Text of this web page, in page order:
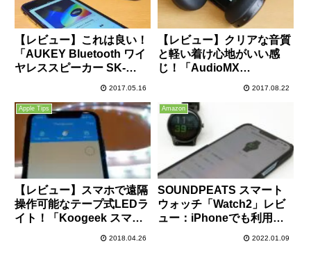
【レビュー】これは良い！
「AUKEY Bluetooth ワイ
ヤレススピーカー SK-
おすすめ！
2017.05.16
【レビュー】クリアな音質
と軽い着け心地がいい感
じ！「AudioMX
なワイヤレスヘッドホン！
2017.08.22
Apple Tips
【レビュー】スマホで遠隔
操作可能なテープ式LEDラ
イト！「Koogeek スマー
2018.04.26
Amazon
SOUNDPEATS スマート
ウォッチ「Watch2」レビ
ュー：iPhoneでも利用可
2022.01.09